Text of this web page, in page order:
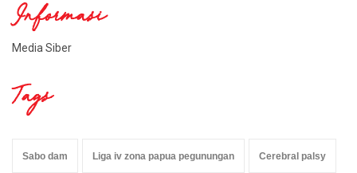
Informasi
Media Siber
Tags
Sabo dam Liga iv zona papua pegunungan Cerebral palsy